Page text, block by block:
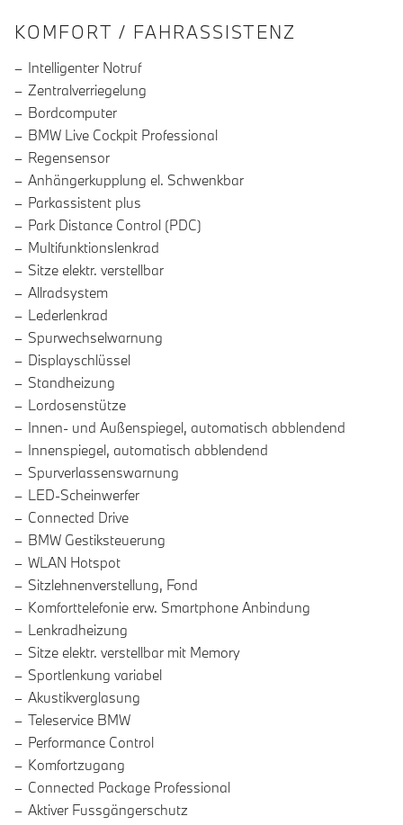
INFORMATIONEN ÜBER DIE
KOMFORT / FAHRASSISTENZ
Intelligenter Notruf
Zentralverriegelung
Bordcomputer
BMW Live Cockpit Professional
Regensensor
Anhängerkupplung el. Schwenkbar
Parkassistent plus
Park Distance Control (PDC)
Multifunktionslenkrad
Sitze elektr. verstellbar
Allradsystem
Lederlenkrad
Spurwechselwarnung
Displayschlüssel
Standheizung
Lordosenstütze
Innen- und Außenspiegel, automatisch abblendend
Innenspiegel, automatisch abblendend
Spurverlassenswarnung
LED-Scheinwerfer
Connected Drive
BMW Gestiksteuerung
WLAN Hotspot
Sitzlehnenverstellung, Fond
Komforttelefonie erw. Smartphone Anbindung
Lenkradheizung
Sitze elektr. verstellbar mit Memory
Sportlenkung variabel
Akustikverglasung
Teleservice BMW
Performance Control
Komfortzugang
Connected Package Professional
Aktiver Fussgängerschutz